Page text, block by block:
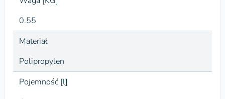
0.55
Materiał
Polipropylen
Pojemność [l]